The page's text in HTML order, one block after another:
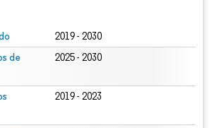
2019 - 2030
de
2025 - 2030
2019 - 2023